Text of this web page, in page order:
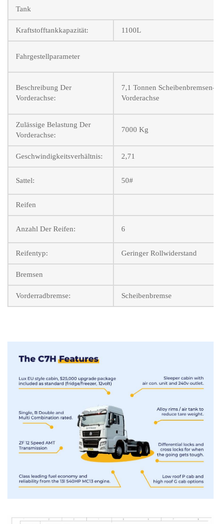
Tank
Kraftstofftankkapazität: 1100L
Fahrgestellparameter
Beschreibung Der
Vorderachse:
7,1 Tonnen Scheibenbremsen-
Vorderachse
Zulässige Belastung Der
Vorderachse:
7000 Kg
Geschwindigkeitsverhältnis: 2,71
Sattel: 50#
Reifen
Anzahl Der Reifen: 6
Reifentyp: Geringer Rollwiderstand
Bremsen
Vorderradbremse: Scheibenbremse